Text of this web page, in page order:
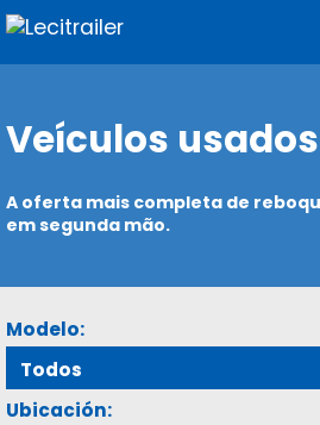
Veículos usados
A oferta mais completa de
em segunda mão.
Modelo:
Ubicación: